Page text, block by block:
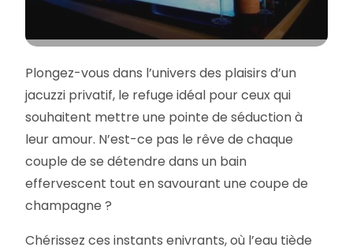
Plongez-vous dans l’univers des plaisirs d’un
jacuzzi privatif, le refuge idéal pour ceux qui
souhaitent mettre une pointe de séduction à
leur amour. N’est-ce pas le rêve de chaque
couple de se détendre dans un bain
effervescent tout en savourant une coupe de
champagne ?
Chérissez ces instants enivrants, où l’eau tiède